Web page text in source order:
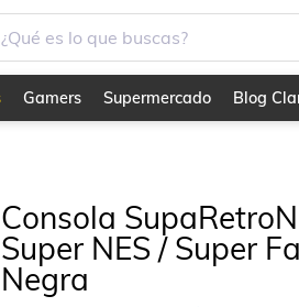
Gamers Supermercado Blog
Consola
Super NES / Super
Negra